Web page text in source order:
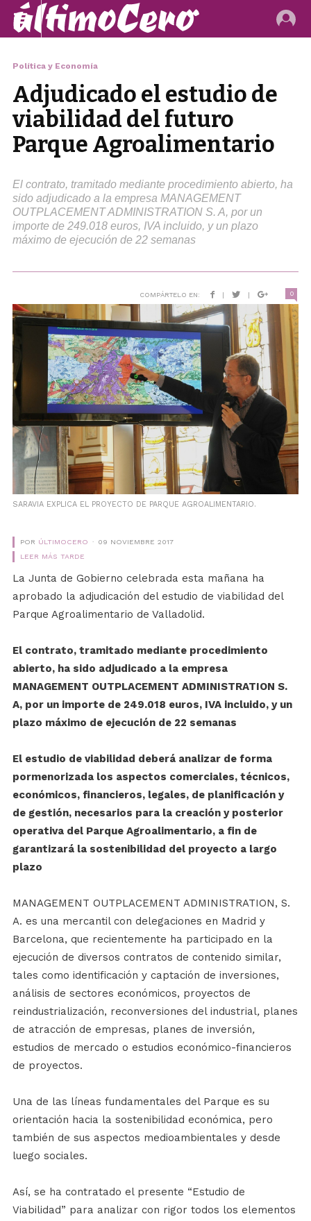
Política y Economía
Adjudicado el estudio de
viabilidad del futuro
Parque Agroalimentario
El contrato, tramitado mediante procedimiento abierto, ha
sido adjudicado a la empresa MANAGEMENT
OUTPLACEMENT ADMINISTRATION S. A, por un
importe de 249.018 euros, IVA incluido, y un plazo
máximo de ejecución de 22 semanas
COMPÁRTELO EN: | | 0
SARAVIA EXPLICA EL PROYECTO DE PARQUE AGROALIMENTARIO.
POR ÚLTIMOCERO
09 NOVIEMBRE 2017
LEER MÁS TARDE
La Junta de Gobierno celebrada esta mañana ha
aprobado la adjudicación del estudio de viabilidad del
Parque Agroalimentario de Valladolid.
El contrato, tramitado mediante procedimiento
abierto, ha sido adjudicado a la empresa
MANAGEMENT OUTPLACEMENT ADMINISTRATION S.
A, por un importe de 249.018 euros, IVA incluido, y un
plazo máximo de ejecución de 22 semanas
El estudio de viabilidad deberá analizar de forma
pormenorizada los aspectos comerciales, técnicos,
económicos, financieros, legales, de planificación y
de gestión, necesarios para la creación y posterior
operativa del Parque Agroalimentario, a fin de
garantizará la sostenibilidad del proyecto a largo
plazo
MANAGEMENT OUTPLACEMENT ADMINISTRATION, S.
A. es una mercantil con delegaciones en Madrid y
Barcelona, que recientemente ha participado en la
ejecución de diversos contratos de contenido similar,
tales como identificación y captación de inversiones,
análisis de sectores económicos, proyectos de
reindustrialización, reconversiones del industrial,planes
de atracción de empresas,planes de inversión,
estudios de mercado o estudios económico-financieros
de proyectos.
Una de las líneas fundamentales del Parque es su
orientación hacia la sostenibilidad económica, pero
también de sus aspectos medioambientales y desde
luego sociales.
Así, se ha contratado el presente “Estudio de
Viabilidad” para analizar con rigor todos los elementos